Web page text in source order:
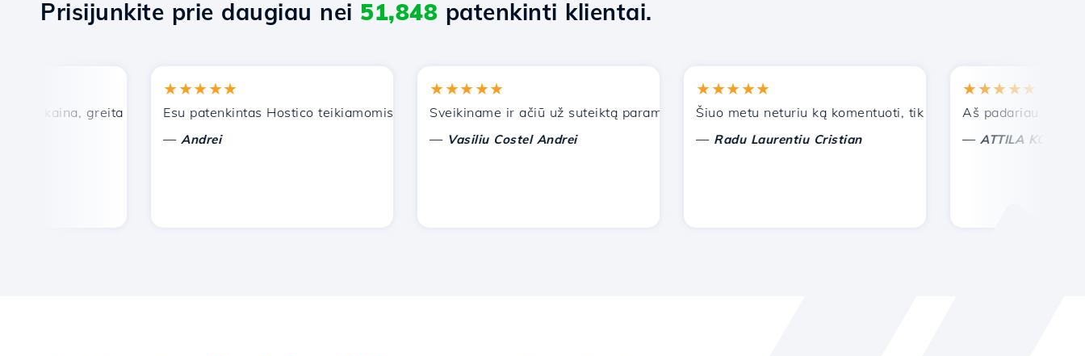
Prisijunkite prie daugiau nei 51,848 patenkinti klientai.
kaina, greita ir efektyvi techninė pagalba.
★★★★★
Esu patenkintas Hostico teikiamomis paslaugomis. Rekomendavau jus kitiems pažįstamiems.
Andrei
★★★★★
Sveikiname ir ačiū už suteiktą paramą!
Vasiliu Costel Andrei
★★★★★
Šiuo metu neturiu ką komentuoti, tik galiu įvertinti. Su ypatinga
Radu Laurentiu Cristian
★★★★★
Aš padariau teisingą
ATTILA KOLES